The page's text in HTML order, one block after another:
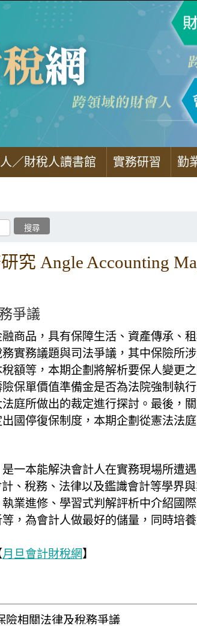
／財稅人讀書館 實務研習 勤
究 Angle Accounting
爭議
商品，具有保障生活、資產傳承、
實務議題與司法爭議，其中保險所
額等，本期企劃將解析要保人變更
保單價值準備金是否為法院強制執
庭所做出的裁定進行探討。最後，
國停復保制度，本期企劃從憲法法
是一本能解決會計人在實務現場所遭
、稅務、法律以及鑑識會計等學界
業進修、學習式判解評析中介紹國
，為會計人做最好的儲量，同時培
月旦會計財稅網】